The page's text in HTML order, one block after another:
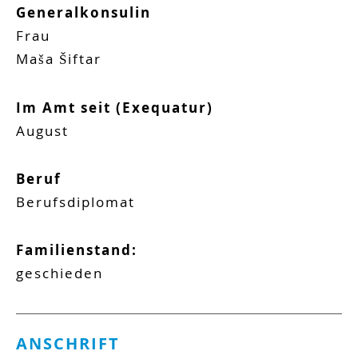
Generalkonsulin
Frau
Maša Šiftar
Im Amt seit (Exequatur)
August
Beruf
Berufsdiplomat
Familienstand:
geschieden
ANSCHRIFT